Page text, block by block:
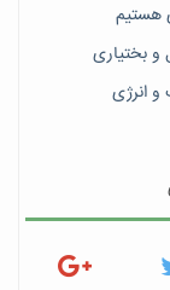
هستیم
انرژی